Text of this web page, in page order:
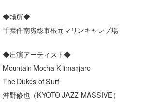
◆場所◆
千葉件南房総市根元マリンキャンプ場
◆出演アーティスト◆
Mountain Mocha Kilimanjaro
The Dukes of Surf
沖野修也（KYOTO JAZZ MASSIVE）
四国
沖縄